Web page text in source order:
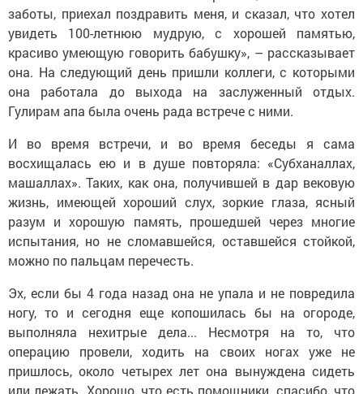
заботы, приехал поздравить меня, и сказал, что хотел
увидеть 100-летнюю мудрую, с хорошей памятью,
красиво умеющую говорить бабушку», – рассказывает
она. На следующий день пришли коллеги, с которыми
она работала до выхода на заслуженный отдых.
Гулирам апа была очень рада встрече с ними.
И во время встречи, и во время беседы я сама
восхищалась ею и в душе повторяла: «Субханаллах,
машаллах». Таких, как она, получившей в дар вековую
жизнь, имеющей хороший слух, зоркие глаза, ясный
разум и хорошую память, прошедшей через многие
испытания, но не сломавшейся, оставшейся стойкой,
можно по пальцам перечесть.
Эх, если бы 4 года назад она не упала и не повредила
ногу, то и сегодня еще копошилась бы на огороде,
выполняла нехитрые дела... Несмотря на то, что
операцию провели, ходить на своих ногах уже не
пришлось, около четырех лет она вынуждена сидеть
или лежать. Хорошо, что есть помощники, спасибо, что